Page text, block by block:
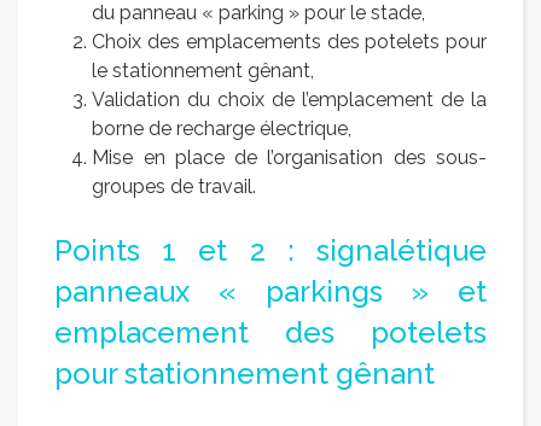
du panneau « parking » pour le stade,
Choix des emplacements des potelets pour
le stationnement gênant,
Validation du choix de l’emplacement de la
borne de recharge électrique,
Mise en place de l’organisation des sous-
groupes de travail.
Points 1 et 2 : signalétique
panneaux « parkings » et
emplacement des potelets
pour stationnement gênant